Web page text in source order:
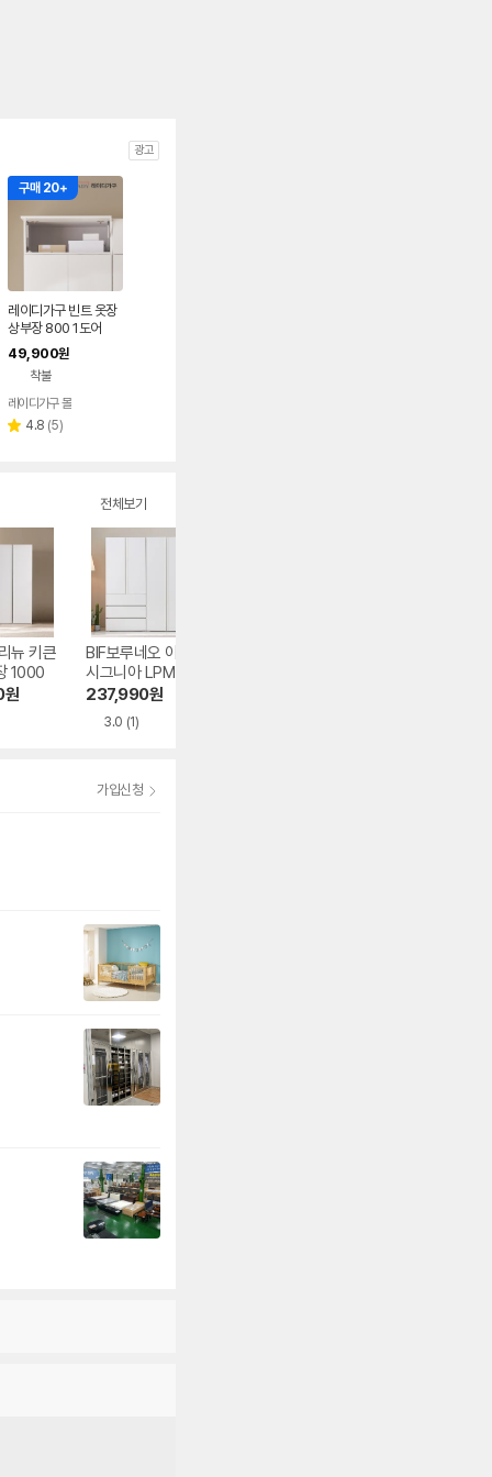
광고
구매 20+
레이디가구 빈트 옷장
상부장 800 1도어
49,900원
착불
레이디가구 몰
별 4.8 리
(5)
전체보기
뉴 키큰
1000
원
BIF보루네오 아르메
시그니아 LPM 키큰
장 3단서랍 옷장 세
트 1600
237,990원
3.0 (1)
가입신청